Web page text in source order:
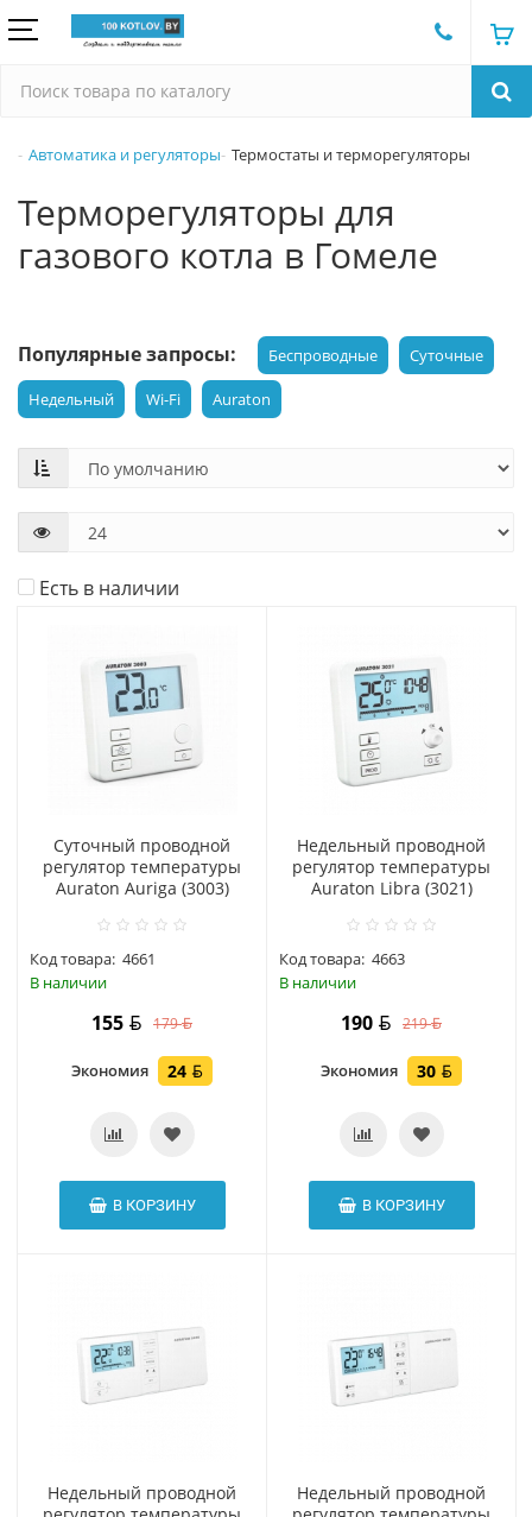
Автоматика и регуляторы Термостаты и терморегуляторы
Терморегуляторы для
газового котла в Гомеле
Популярные запросы: Беспроводные Суточные
Недельный Wi-Fi Auraton
Есть в наличии
Суточный проводной
регулятор температуры
Auraton Auriga (3003)
Код товара: 4661
В наличии
155 179
Экономия 24
В КОРЗИНУ
Hедельный проводной
регулятор температуры
Auraton Libra (3021)
Код товара: 4663
В наличии
190 219
Экономия 30
В КОРЗИНУ
Hедельный проводной
Hедельный проводной